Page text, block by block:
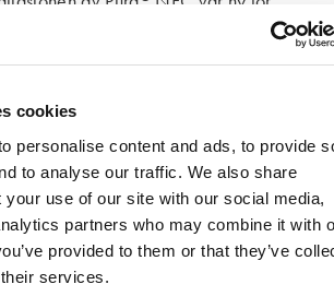
cookies
personalise content and ads, to provide
to analyse our traffic. We also share
your use of our site with our social media,
partners who may combine it with
provided to them or that they’ve
services.
han at det var en relativt
et parkettgulv.”
kort tid klarte vi å implementere
en kontinuitet mellom inne
nyanser er den røde
som setter tonen for både
og interiør: Pura
®
for interiørelementene. Utenfor